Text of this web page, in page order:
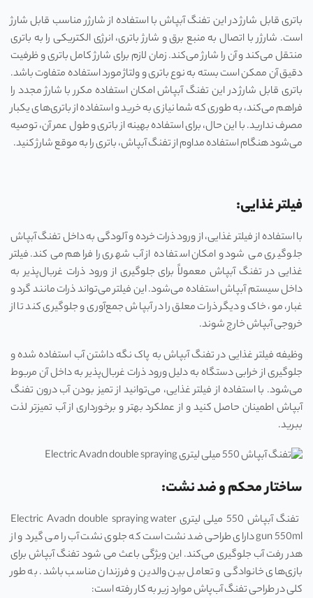
باتری قابل شارژ در این تفنگ آبپاش با استفاده از شارژر مناسب قابل شارژ
است. شارژر با اتصال به منبع برق و شارژ باتری، انرژی الکتریکی را به باتری
منتقل می‌کند و آن را شارژ می‌کند. زمان لازم برای شارژ کامل باتری و ظرفیت
دقیق آن ممکن است بسته به نوع باتری و ولتاژ مورد استفاده متفاوت باشد.
باتری قابل شارژ در این تفنگ آبپاش امکان استفاده مکرر با شارژ مجدد را
فراهم می‌کند، به طوری که شما نیازی به خرید و استفاده از باتری‌های یکبار
مصرف ندارید. با این حال، برای استفاده بهینه از باتری و طول عمر آن، توصیه
می‌شود هنگام استفاده مداوم از تفنگ آبپاش، باتری را به موقع شارژ کنید.
فیلتر غذایی:
با استفاده از فیلتر غذایی، از ورود ذرات خرده و آلودگی به داخل تفنگ آبپاش
جلوگیری می شود و امکان استفاده از آب شهری را فراهم می کند. فیلتر
غذایی در تفنگ آبپاش معمولاً برای جلوگیری از ورود ذرات غربال‌پذیر به
داخل سیستم آبپاش استفاده می‌شود. این فیلتر می‌تواند ذرات مانند گرد و
غبار، مو، خاک و دیگر ذرات معلق را در آبپاش جمع‌آوری و جلوگیری کند تا از
خروجی آبپاش خارج شوند.
وظیفه فیلتر غذایی در تفنگ آبپاش به پاک نگه داشتن آب استفاده شده و
جلوگیری از خرابی دستگاه به دلیل ورود ذرات غربال‌پذیر به داخل آن مربوط
می‌شود. با استفاده از فیلتر غذایی، می‌توانید از تمیز بودن آب درون تفنگ
آبپاش اطمینان حاصل کنید و از عملکرد بهتر و برخورداری از آب تمیزتر لذت
ببرید.
ساختار محکم و ضد نشت:
تفنگ آبپاش 550 میلی لیتری Electric Avadn double spraying water
gun 550ml دارای طراحی ضد نشت است که جلوی نشت آب را می گیرد و از
هدر رفت آب جلوگیری می‌کند. این ویژگی باعث می شود تفنگ آبپاش برای
بازی‌های خانوادگی و تعامل بین والدین و فرزندان مناسب باشد. به طور
کلی در طراحی تفنگ آب‌پاش موارد زیر به کار رفته است: